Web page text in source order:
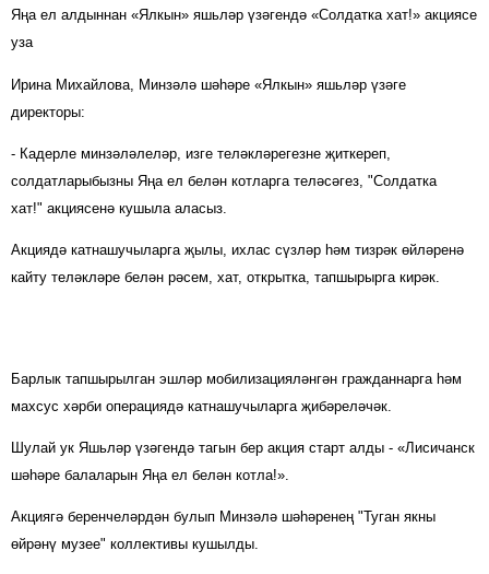
Яңа ел алдыннан «Ялкын» яшьләр үзәгендә «Солдатка хат!» акциясе
уза
Ирина Михайлова, Минзәлә шәһәре «Ялкын» яшьләр үзәге
директоры:
- Кадерле минзәләлеләр, изге теләкләрегезне җиткереп,
солдатларыбызны Яңа ел белән котларга теләсәгез, "Солдатка
хат!" акциясенә кушыла аласыз.
Акциядә катнашучыларга җылы, ихлас сүзләр һәм тизрәк өйләренә
кайту теләкләре белән рәсем, хат, открытка, тапшырырга кирәк.
Барлык тапшырылган эшләр мобилизацияләнгән гражданнарга һәм
махсус хәрби операциядә катнашучыларга җибәреләчәк.
Шулай ук Яшьләр үзәгендә тагын бер акция старт алды - «Лисичанск
шәһәре балаларын Яңа ел белән котла!».
Акциягә беренчеләрдән булып Минзәлә шәһәренең "Туган якны
өйрәнү музее" коллективы кушылды.